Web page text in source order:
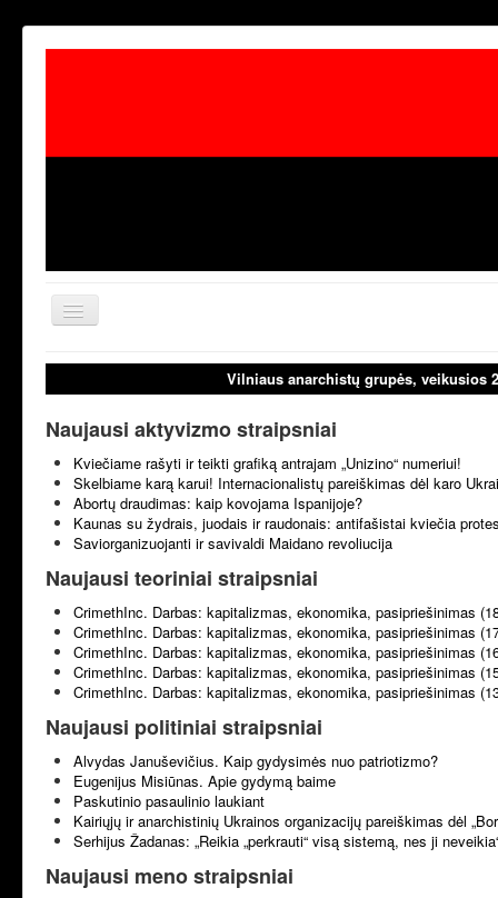
Toggle
Navigation
aktualijos
laisvoji
Vilniaus anarchistų grupės, veikusios
Naujausi aktyvizmo straipsniai
Kviečiame rašyti ir teikti grafiką antrajam „Unizino“ numeriui!
Skelbiame karą karui! Internacionalistų pareiškimas dėl karo
Abortų draudimas: kaip kovojama Ispanijoje?
Kaunas su žydrais, juodais ir raudonais: antifašistai kviečia
Saviorganizuojanti ir savivaldi Maidano revoliucija
Naujausi teoriniai straipsniai
CrimethInc. Darbas: kapitalizmas, ekonomika, pasipriešinimas
CrimethInc. Darbas: kapitalizmas, ekonomika, pasipriešinimas
CrimethInc. Darbas: kapitalizmas, ekonomika, pasipriešinimas
CrimethInc. Darbas: kapitalizmas, ekonomika, pasipriešinimas
CrimethInc. Darbas: kapitalizmas, ekonomika, pasipriešinimas
Naujausi politiniai straipsniai
Alvydas Januševičius. Kaip gydysimės nuo patriotizmo?
Eugenijus Misiūnas. Apie gydymą baime
Paskutinio pasaulinio laukiant
Kairiųjų ir anarchistinių Ukrainos organizacijų pareiškimas dėl
Serhijus Žadanas: „Reikia „perkrauti“ visą sistemą, nes ji
Naujausi meno straipsniai